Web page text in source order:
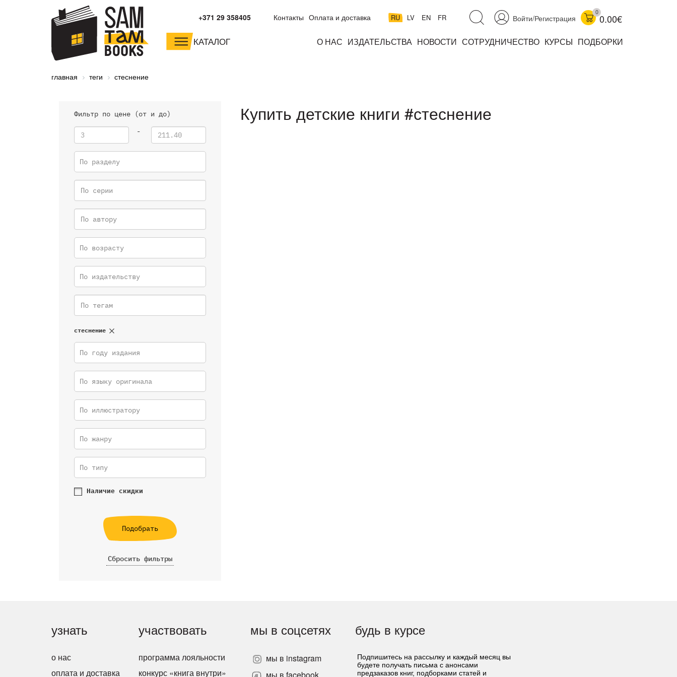
Войти/Регистрация
0
0.00€
RU LV EN FR
Контакты Оплата и доставка
+371 29 358405
КАТАЛОГ О НАС ИЗДАТЕЛЬСТВА НОВОСТИ СОТРУДНИЧЕСТВО КУРСЫ ПОДБОРКИ
малышам и
дошкольникам
главная теги стеснение
Фильтр по цене (от и до)
-
По разделу
По возрасту
По издательству
стеснение
По году издания
По языку оригинала
По иллюстратору
По жанру
По типу
Наличие скидки
Подобрать
Сбросить фильтры
Купить детские книги #стеснение
узнать
о нас
оплата и доставка
участвовать
программа лояльности
конкурс «книга внутри»
мы в соцсетях
мы в instagram
мы в facebook
будь в курсе
Подпишитесь на рассылку и каждый месяц вы
будете получать письма с анонсами
предзаказов книг, подборками статей и